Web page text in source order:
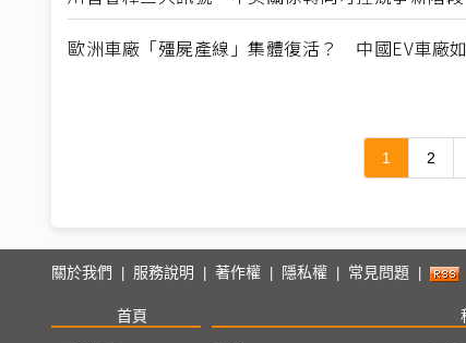
歐洲車廠「殭屍產線」集體復活？ 中國EV車廠
1 2
關於我們 服務說明 著作權 隱私權 常見問題
首頁